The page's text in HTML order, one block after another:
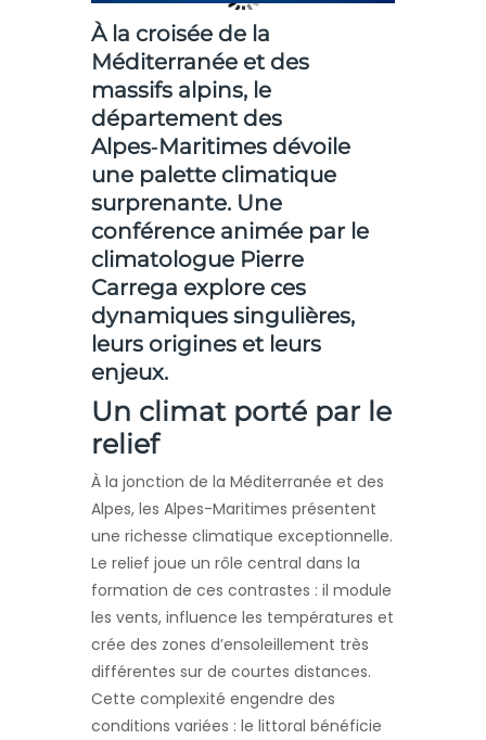
À la croisée de la
Méditerranée et des
massifs alpins, le
département des
Alpes‑Maritimes dévoile
une palette climatique
surprenante. Une
conférence animée par le
climatologue Pierre
Carrega explore ces
dynamiques singulières,
leurs origines et leurs
enjeux.
Un climat porté par le
relief
À la jonction de la Méditerranée et des
Alpes, les Alpes-Maritimes présentent
une richesse climatique exceptionnelle.
Le relief joue un rôle central dans la
formation de ces contrastes : il module
les vents, influence les températures et
crée des zones d’ensoleillement très
différentes sur de courtes distances.
Cette complexité engendre des
conditions variées : le littoral bénéficie